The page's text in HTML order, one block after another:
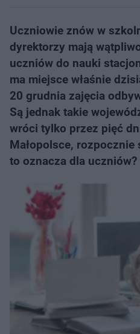
Uczniowie znów w
dyrektorzy mają
uczniów do nauki
ma miejsce właśnie
20 grudnia zajęcia
Są jednak takie
wróci tylko przez pięć
Małopolsce, rozpocznie
to oznacza dla uczniów?